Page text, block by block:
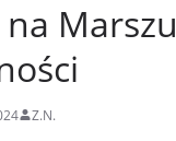
na Marszu
Z.N.